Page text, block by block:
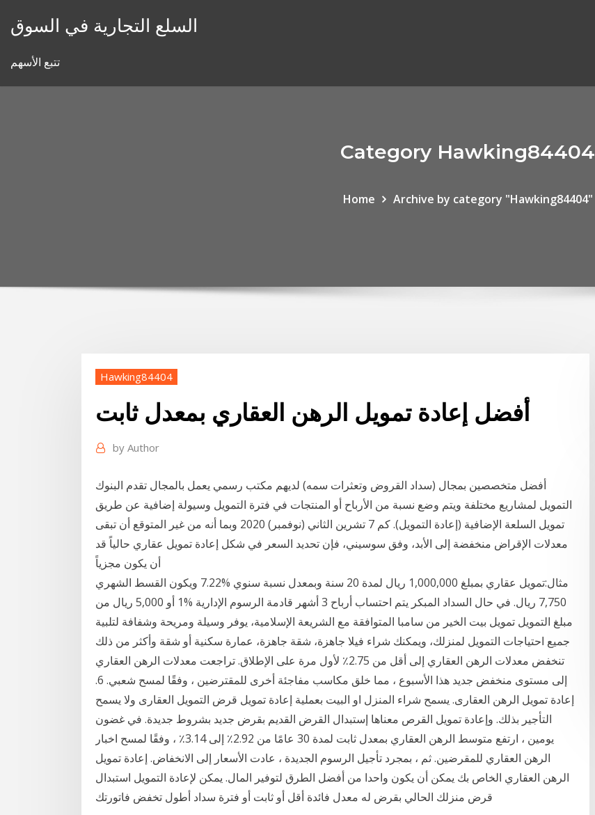
السلع التجارية في السوق
تتبع الأسهم
Category Hawking84404
Home Archive by category "Hawking84404"
Hawking84404
أفضل إعادة تمويل الرهن العقاري بمعدل ثابت
by Author
أفضل متخصصين بمجال (سداد القروض وتعثرات سمه) لديهم مكتب رسمي يعمل بالمجال تقدم البنوك
التمويل لمشاريع مختلفة ويتم وضع نسبة من الأرباح أو المنتجات في فترة التمويل وسيولة إضافية عن طريق
تمويل السلعة الإضافية (إعادة التمويل). كم 7 تشرين الثاني (نوفمبر) 2020 وبما أنه من غير المتوقع أن تبقى
معدلات الإقراض منخفضة إلى الأبد، وفق سوسيني، فإن تحديد السعر في شكل إعادة تمويل عقاري حالياً قد
مثال:تمويل عقاري بمبلغ 1,000,000 ريال لمدة 20 سنة وبمعدل نسبة سنوي %7.22 ويكون القسط الشهري
7,750 ريال. في حال السداد المبكر يتم احتساب أرباح 3 أشهر قادمة الرسوم الإدارية %1 أو 5,000 ريال من
مبلغ التمويل تمويل بيت الخير من سامبا المتوافقة مع الشريعة الإسلامية، يوفر وسيلة ومريحة وشفافة لتلبية
جميع احتياجات التمويل لمنزلك، ويمكنك شراء فيلا جاهزة، شقة جاهزة، عمارة سكنية أو شقة وأكثر من ذلك
تنخفض معدلات الرهن العقاري إلى أقل من 2.75٪ لأول مرة على الإطلاق. تراجعت معدلات الرهن العقاري
إلى مستوى منخفض جديد هذا الأسبوع ، مما خلق مكاسب مفاجئة أخرى للمقترضين ، وفقًا لمسح شعبي. 6.
إعادة تمويل الرهن العقارى. يسمح شراء المنزل او البيت بعملية إعادة تمويل قرض التمويل العقارى ولا يسمح
التأجير بذلك. وإعادة تمويل القرص معناها إستبدال القرض القديم بقرض جديد بشروط جديدة. في غضون
يومين ، ارتفع متوسط الرهن العقاري بمعدل ثابت لمدة 30 عامًا من 2.92٪ إلى 3.14٪ ، وفقًا لمسح اخبار
الرهن العقاري للمقرضين. ثم ، بمجرد تأجيل الرسوم الجديدة ، عادت الأسعار إلى الانخفاض. إعادة تمويل
الرهن العقاري الخاص بك يمكن أن يكون واحدا من أفضل الطرق لتوفير المال. يمكن لإعادة التمويل استبدال
قرض منزلك الحالي بقرض له معدل فائدة أقل أو ثابت أو فترة سداد أطول تخفض فاتورتك